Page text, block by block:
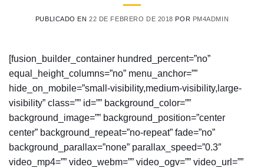
PUBLICADO EN22 DE FEBRERO DE 2018 POR PM4ADMIN
[fusion_builder_container hundred_percent=”no”
equal_height_columns=”no” menu_anchor=””
hide_on_mobile=”small-visibility,medium-visibility,large-
visibility” class=”” id=”” background_color=””
background_image=”” background_position=”center
center” background_repeat=”no-repeat” fade=”no”
background_parallax=”none” parallax_speed=”0.3″
video_mp4=”” video_webm=”” video_ogv=”” video_url=””